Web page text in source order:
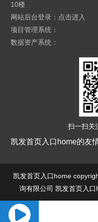
10楼
网站后台登录： 点击进入
项目管理系统：
数据资产系统：
扫一扫关
凯发首页入口home的友
凯发首页入口home
询有限公司 凯发首页入